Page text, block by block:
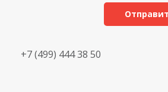
+7 (499) 444 38 50